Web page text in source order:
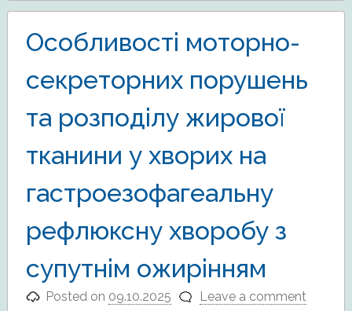
Особливості моторно-
секреторних порушень
та розподілу жирової
тканини у хворих на
гастроезофагеальну
рефлюксну хворобу з
супутнім ожирінням
Posted on 09.10.2025 Leave a comment